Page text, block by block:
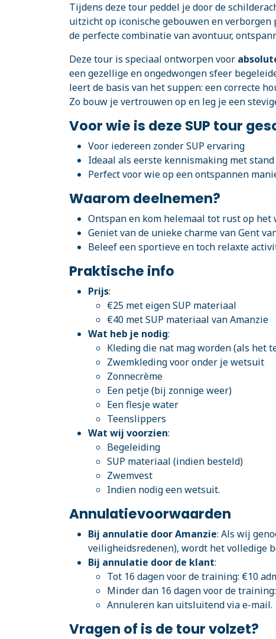
Tijdens deze tour peddel je door de
uitzicht op iconische gebouwen en
de perfecte combinatie van avontuur,
Deze tour is speciaal ontworpen voor
een gezellige en ongedwongen sfeer
leert de basis van het suppen: een correcte
Zo bouw je vertrouwen op en leg je een
Voor wie is deze SUP tour
Voor iedereen zonder SUP ervaring
Ideaal als eerste kennismaking met
Perfect voor wie op een ontspannen
Waarom deelnemen?
Ontspan en kom helemaal tot rust op het
Geniet van de unieke charme van Gent
Beleef een sportieve en toch relaxte
Praktische info
Prijs:
€25 met eigen SUP materiaal
€40 met SUP materiaal van Amanzie
Wat heb je nodig:
Kleding die nat mag worden (als het
Zwemkleding voor onder je wetsuit
Zonnecrème
Een petje (bij zonnige weer)
Een flesje water
Teenslippers
Wat wij voorzien:
Begeleiding
SUP materiaal (indien besteld)
Zwemvest
Indien nodig een wetsuit.
Annulatievoorwaarden
Bij annulatie door Amanzie: Als wij
veiligheidsredenen), wordt het volledige
Bij annulatie door de klant:
Tot 16 dagen voor de training: €10
Minder dan 16 dagen voor de
Annuleren kan uitsluitend via e-mail.
Vragen of is de tour volzet?